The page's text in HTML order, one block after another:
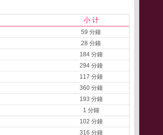
小 计
59 分鐘
28 分鐘
184 分鐘
294 分鐘
117 分鐘
360 分鐘
193 分鐘
1 分鐘
102 分鐘
316 分鐘